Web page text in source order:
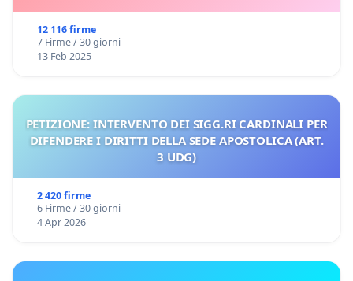
12 116 firme
7 Firme / 30 giorni
13 Feb 2025
PETIZIONE: INTERVENTO DEI SIGG.RI CARDINALI PER
DIFENDERE I DIRITTI DELLA SEDE APOSTOLICA (ART.
3 UDG)
2 420 firme
6 Firme / 30 giorni
4 Apr 2026